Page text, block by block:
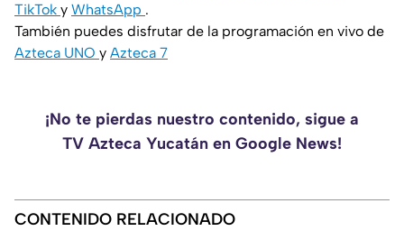
TikTok y WhatsApp .
También puedes disfrutar de la programación en vivo de
Azteca UNO y Azteca 7
¡No te pierdas nuestro contenido, sigue a
TV Azteca Yucatán en Google News!
CONTENIDO RELACIONADO